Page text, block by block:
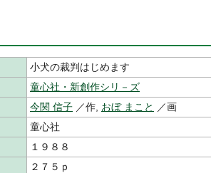
小犬の裁判はじめます
童心社・新創作シリ－ズ
今関 信子 ／作, おぼ まこと
／画
童心社
１９８８
２７５ｐ